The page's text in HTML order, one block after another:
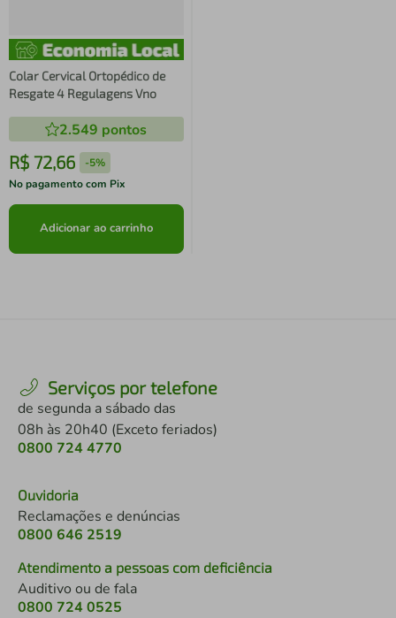
Colar Cervical Ortopédico de
Resgate 4 Regulagens Vno
2.549 pontos
R$ 72,66 -5%
No pagamento com Pix
Adicionar ao carrinho
Serviços por telefone
de segunda a sábado das
08h às 20h40 (Exceto feriados)
0800 724 4770
Ouvidoria
Reclamações e denúncias
0800 646 2519
Atendimento a pessoas com deficiência
Auditivo ou de fala
0800 724 0525